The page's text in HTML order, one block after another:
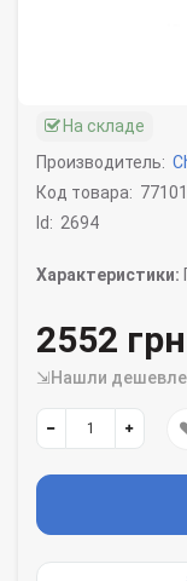
На складе
Производитель:
Код товара: 77101
Id: 2694
Характеристики:
2552 грн
⇲Нашли